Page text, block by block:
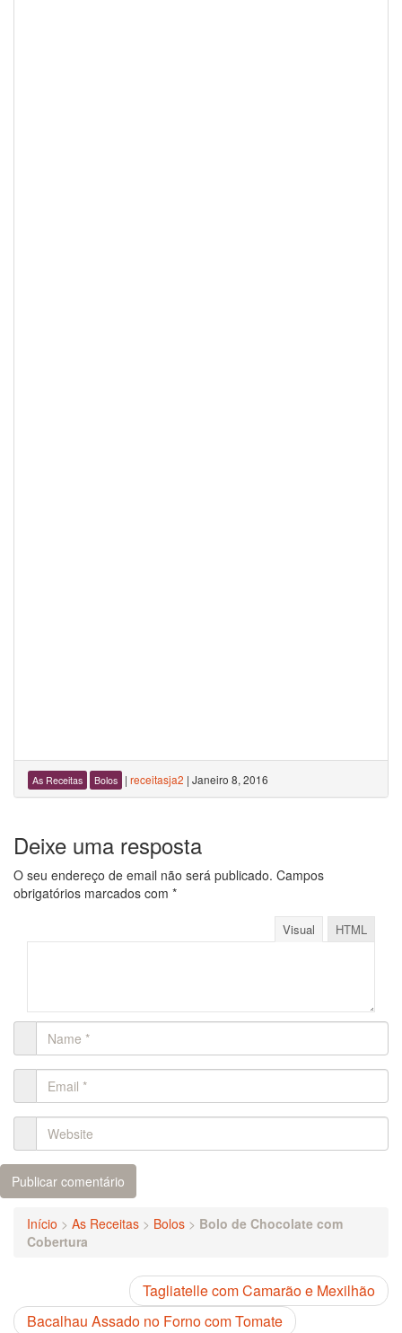
As Receitas Bolos | receitasja2 | Janeiro 8, 2016
Deixe uma resposta
O seu endereço de email não será publicado. Campos
obrigatórios marcados com *
Visual HTML
Início > As Receitas > Bolos > Bolo de Chocolate com
Cobertura
Tagliatelle com Camarão e Mexilhão
Bacalhau Assado no Forno com Tomate